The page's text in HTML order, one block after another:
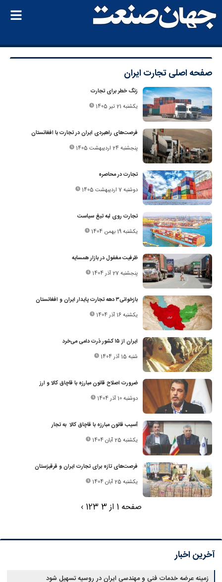
صفحه اصلیتجارت ایران
زنگ خطر برای تجارت
یکشنبه 21 تیر 1405
فرصت‌های راهبردی ایران در تجارت با افغانستان
پنجشنبه 24 اردیبهشت 1405
تجارت در محاصره
دوشنبه 7 اردیبهشت 1405
تجارت روی لبه تیغ سیاست
یکشنبه 19 بهمن 1404
ظرفیت مغفول در بازار همسایه
پنجشنبه 27 آذر 1404
بازخوانی۳ دهه تجارت پایدار ایران و افغانستان
یکشنبه 16 آذر 1404
ایران از ۱۵ کشور ذرت دامی می‌خرد
شنبه 15 آذر 1404
ضرورت اصلاح قانون مبارزه با قاچاق کالا و ارز
دوشنبه 10 آذر 1404
آسیب قانون مبارزه با قاچاق کالا به تجار
یکشنبه 25 آبان 1404
فرصت‌های تازه برای تجارت ایران و قرقیزستان
یکشنبه 25 آبان 1404
صفحه 1 از 3 123
›
آخرین اخبار
زمینه عرضه خدمات فنی و مهندسی ایران در روسیه تسهیل شود